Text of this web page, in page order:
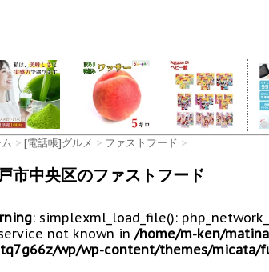
> [電話帳]グルメ > ファストフード >
市中央区のファストフード
: simplexml_load_file():
not known in /home/m-ken/
wp/wp-content/themes/micata/